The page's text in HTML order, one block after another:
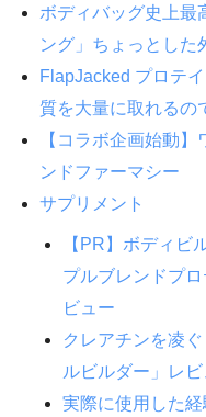
ボディバッグ史上最
ング」ちょっとした
FlapJacked プロテ
質を大量に取れるの
【コラボ企画始動
ンドファーマシー
サプリメント
【PR】ボディビ
プルブレンドプ
ビュー
クレアチンを凌
ルビルダー」レビ
実際に使用した